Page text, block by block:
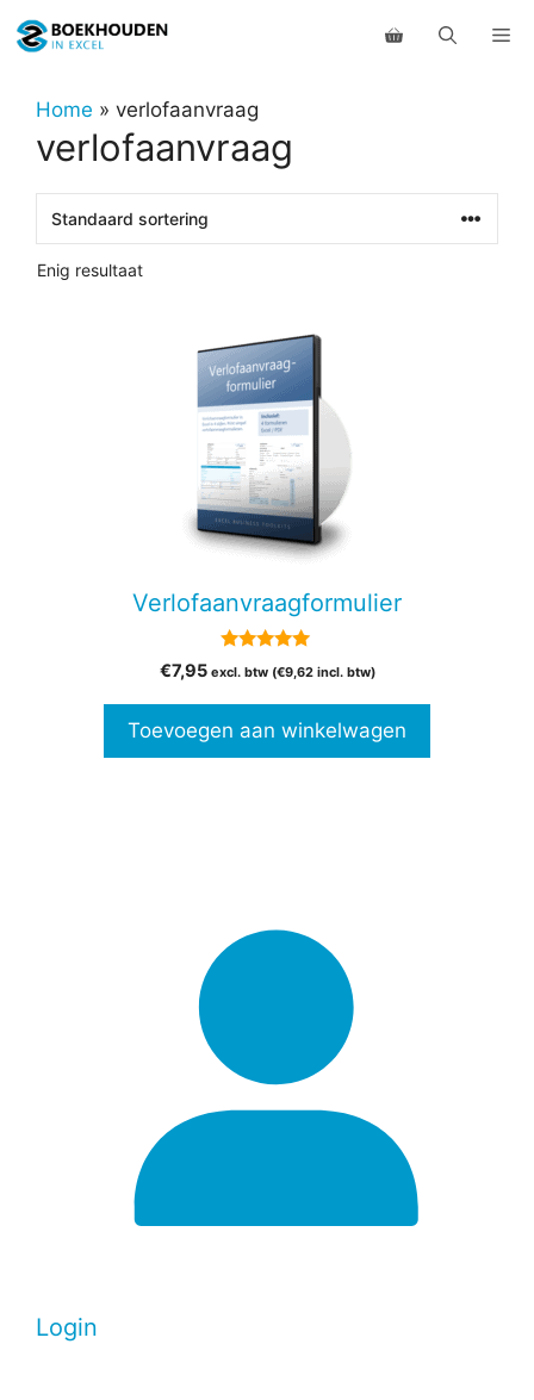
naar
inhoudHome » verlofaanvraag
verlofaanvraag
Enig resultaat
Verlofaanvraagformulier
van 5
€7,95 excl. btw (€9,62incl. btw)
Toevoegen aan winkelwagen
Login